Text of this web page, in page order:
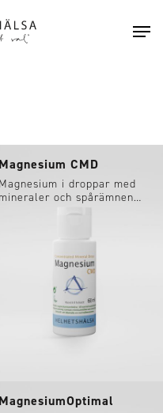
Magnesium CMD
Magnesium i droppar med
mineraler och spårämnen
från Utah Salt Lake.
MagnesiumOptimal